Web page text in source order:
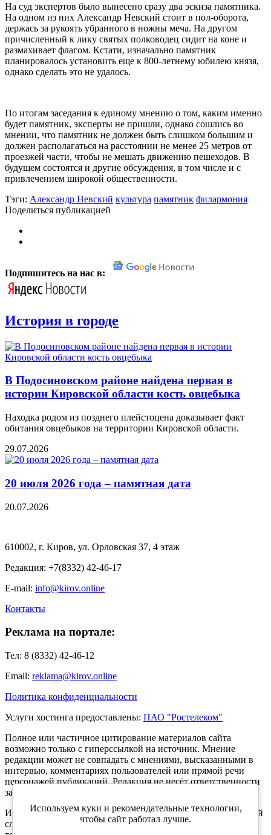
На суд экспертов было вынесено сразу два эскиза памятника.
На одном из них Александр Невский стоит в пол-оборота,
держась за рукоять убранного в ножны меча. На другом
причисленный к лику святых полководец сидит на коне и
размахивает флагом. Кстати, изначально памятник
планировалось установить еще к 800-летнему юбилею князя,
однако сделать это не удалось.
По итогам заседания к единому мнению о том, каким именно
будет памятник, эксперты не пришли, однако сошлись во
мнении, что памятник не должен быть слишком большим и
должен располагаться на расстоянии не менее 25 метров от
проезжей части, чтобы не мешать движению пешеходов. В
будущем состоятся и другие обсуждения, в том числе и с
привлечением широкой общественности.
Тэги: Александр Невский культура памятник филармония
Поделиться публикацией
Подпишитесь на нас в:
История в городе
В Подосиновском районе найдена первая в
истории Кировской области кость овцебыка
Находка родом из позднего плейстоцена доказывает факт
обитания овцебыков на территории Кировской области.
29.07.2026
20 июля 2026 года – памятная дата
20.07.2026
610002, г. Киров, ул. Орловская 37, 4 этаж
Редакция: +7(8332) 42-46-17
E-mail: info@kirov.online
Контакты
Реклама на портале:
Тел: 8 (8332) 42-46-12
Email: reklama@kirov.online
Политика конфиденциальности
Услуги хостинга предоставлены: ПАО "Ростелеком"
Полное или частичное цитирование материалов сайта
возможно только с гиперссылкой на источник. Мнение
редакции может не совпадать с мнениями, высказанными в
интервью, комментариях пользователей или прямой речи
персонажей публикаций. Редакция не несёт ответственности
за текст комментариев читателей.
Интернет-портал Kirov.online зарегистрирован в Федеральной
службе по надзору в сфере связи, информационных
Используем куки и рекомендательные технологии,
чтобы сайт работал лучше.